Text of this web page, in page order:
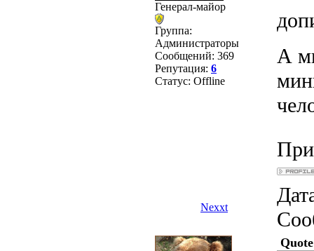
Генерал-майор
Группа:
Администраторы
Сообщений: 369
Репутация: 6
Статус: Offline
А
Nexxt
Quote